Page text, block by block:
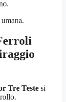
Tre Teste si